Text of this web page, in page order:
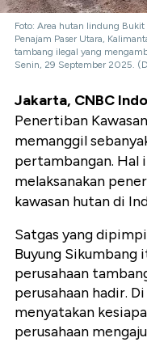
Foto: Area hutan lindung
Penajam Paser Utara,
tambang ilegal yang
Senin, 29 September 2025.
Jakarta, CNBC
Penertiban
memanggil
pertambangan. Hal
melaksanakan
kawasan hutan di
Satgas yang
Buyung Sikumbang
perusahaan
perusahaan hadir.
menyatakan
perusahaan